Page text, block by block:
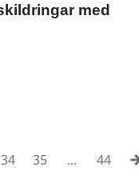
med
34 35 ... 44